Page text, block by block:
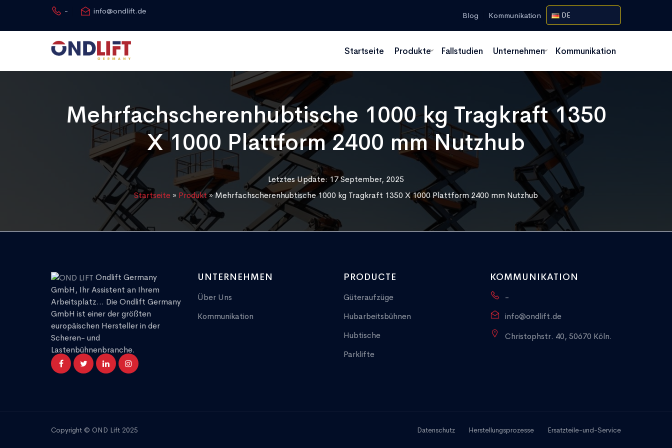
- info@ondlift.de Blog Kommunikation DE
Startseite Produkte Fallstudien Unternehmen Kommunikation
Mehrfachscherenhubtische 1000 kg Tragkraft 1350
X 1000 Plattform 2400 mm Nutzhub
Letztes Update: 17 September, 2025
Startseite » Produkt»Mehrfachscherenhubtische 1000 kg Tragkraft 1350 X 1000 Plattform 2400 mm Nutzhub
Ondlift Germany
GmbH, Ihr Assistent an Ihrem
Arbeitsplatz... Die Ondlift Germany
GmbH ist einer der größten
europäischen Hersteller in der
Scheren- und
Lastenbühnenbranche.
UNTERNEHMEN
Über Uns
Kommunikation
PRODUCTE
Güteraufzüge
Hubarbeitsbühnen
Hubtische
Parklifte
KOMMUNIKATION
-
info@ondlift.de
Christophstr. 40, 50670 Köln.
Copyright © OND Lift 2025 Datenschutz Herstellungsprozesse Ersatzteile-und-Service